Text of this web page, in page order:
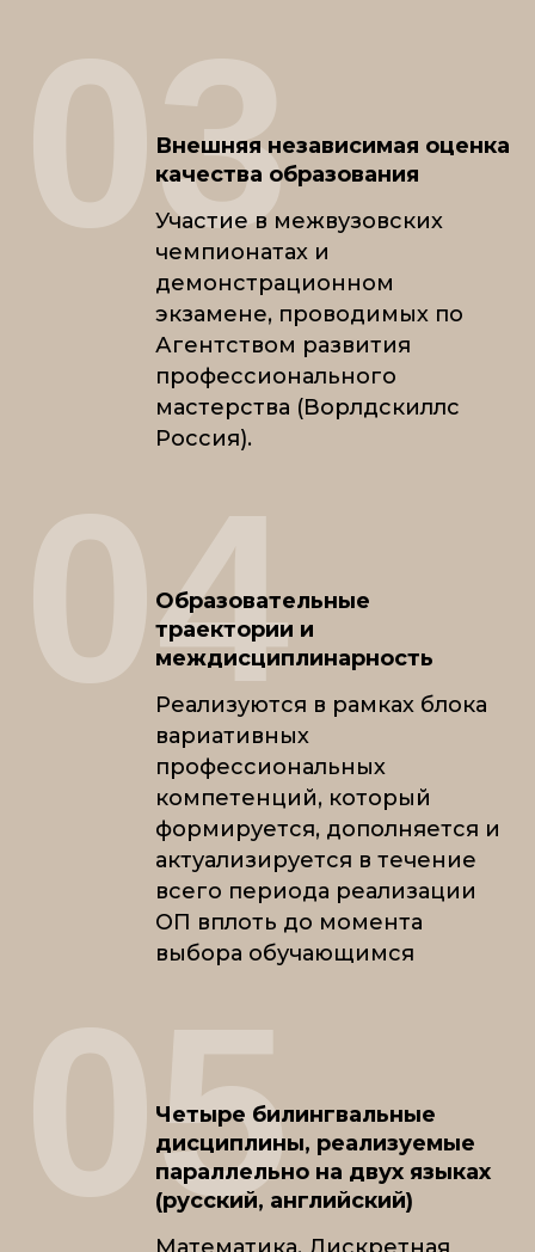
Внешняя независимая оценка
качества образования
Участие в межвузовских
чемпионатах и
демонстрационном
экзамене, проводимых по
Агентством развития
профессионального
мастерства (Ворлдскиллс
Россия).
03
Образовательные
траектории и
междисциплинарность
Реализуются в рамках блока
вариативных
профессиональных
компетенций, который
формируется, дополняется и
актуализируется в течение
всего периода реализации
ОП вплоть до момента
выбора обучающимся
04
Четыре билингвальные
дисциплины, реализуемые
параллельно на двух языках
(русский, английский)
05